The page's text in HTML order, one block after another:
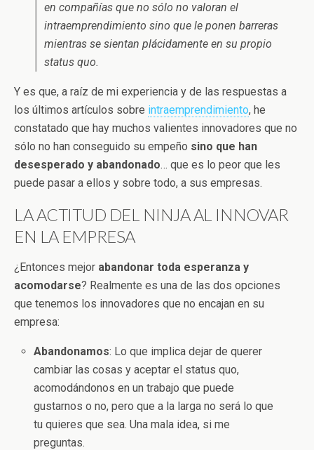
en compañías que no sólo no valoran el
intraemprendimiento sino que le ponen barreras
mientras se sientan plácidamente en su propio
status quo.
Y es que, a raíz de mi experiencia y de las respuestas a
los últimos artículos sobre intraemprendimiento, he
constatado que hay muchos valientes innovadores que no
sólo no han conseguido su empeño sino que han
desesperado y abandonado… que es lo peor que les
puede pasar a ellos y sobre todo, a sus empresas.
LA ACTITUD DEL NINJA AL INNOVAR
EN LA EMPRESA
¿Entonces mejor abandonar toda esperanza y
acomodarse? Realmente es una de las dos opciones
que tenemos los innovadores que no encajan en su
empresa:
Abandonamos: Lo que implica dejar de querer
cambiar las cosas y aceptar el status quo,
acomodándonos en un trabajo que puede
gustarnos o no, pero que a la larga no será lo que
tu quieres que sea. Una mala idea, si me
preguntas.